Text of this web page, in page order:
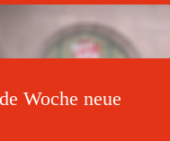
Woche neue